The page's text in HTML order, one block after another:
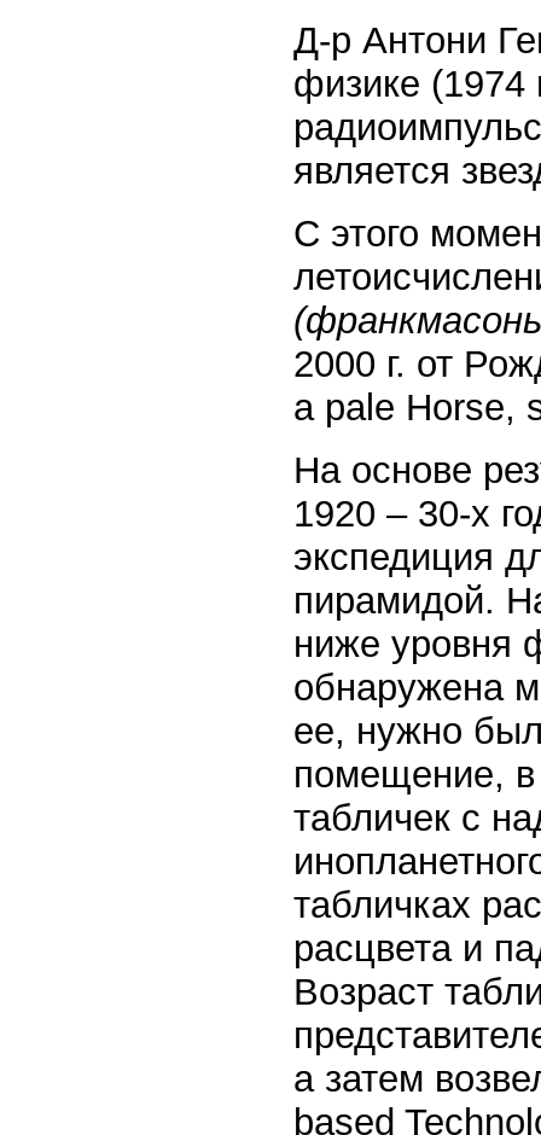
Д-р Антони
физике (1974
является
С этого
2000 г. от
a pale Horse,
На основе
1920 – 30-х
экспедиция
пирамидой.
ниже уровня
обнаружена
ее, нужно
помещение, в
табличек с
табличках
расцвета и
Возраст
а затем
based